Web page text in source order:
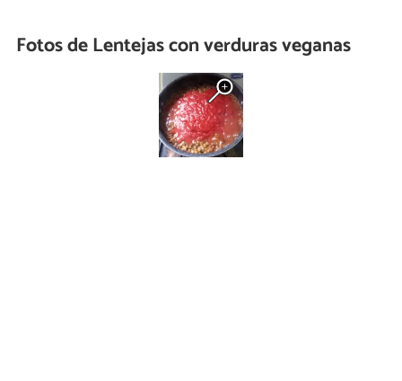
Fotos de Lentejas con verduras veganas